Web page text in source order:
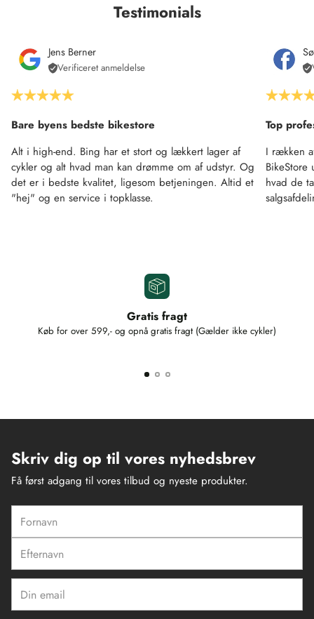
Testimonials
Jens Berner
Verificeret anmeldelse
Bare byens bedste bikestore
Alt i high-end. Bing har et stort og lækkert lager af
cykler og alt hvad man kan drømme om af udstyr. Og
det er i bedste kvalitet, ligesom betjeningen. Altid et
"hej" og en service i topklasse.
Top
I rækken
hvad de
Gratis fragt
Køb for over 599,- og opnå gratis fragt (Gælder ikke cykler)
Skriv dig op til vores nyhedsbrev
Få først adgang til vores tilbud og nyeste produkter.
email